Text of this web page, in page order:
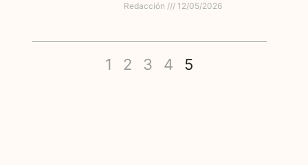
Redacción 12/05/2026
1 2 3 4 5